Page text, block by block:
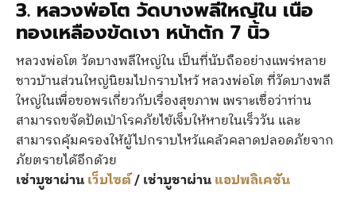
3. หลวงพ่อโต วัดบางพลีใหญ่ใน เนื้อ
ทองเหลืองขัดเงา หน้าตัก 7 นิ้ว
หลวงพ่อโต วัดบางพลีใหญ่ใน เป็นที่นับถืออย่างแพร่หลาย
ชาวบ้านส่วนใหญ่นิยมไปกราบไหว้ หลวงพ่อโต ที่วัดบางพลี
ใหญ่ในเพื่อขอพรเกี่ยวกับเรื่องสุขภาพ เพราะเชื่อว่าท่าน
สามารถขจัดปัดเป่าโรคภัยไข้เจ็บให้หายในเร็ววัน และ
สามารถคุ้มครองให้ผู้ไปกราบไหว้แคล้วคลาดปลอดภัยจาก
ภัยตรายได้อีกด้วย
เช่าบูชาผ่านเว็บไซต์/ เช่าบูชาผ่านแอปพลิเคชัน